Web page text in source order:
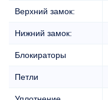
Верхний замок:
Нижний замок:
Блокираторы
Петли